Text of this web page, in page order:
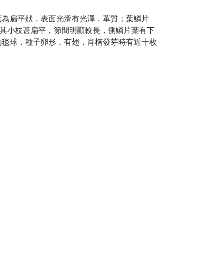
扁平狀，表面光滑有光澤，革質；葉鱗片
小枝甚扁平，節間明顯較長，側鱗片葉有下
球，種子卵形，有翅，肖楠發芽時有近十枚